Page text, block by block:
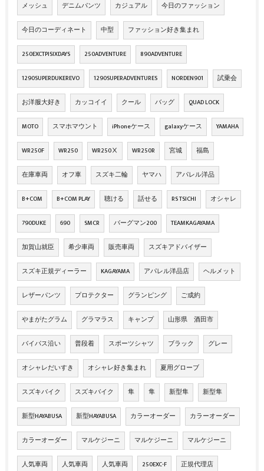
メッシュ デニムパンツ カジュアル 今日のファッション
今日のコーディネート 中型 ファッション好き集まれ
250EXCTPISIXDAYS 250ADVENTURE 890ADVENTURE
1290SUPERDUKEREVO 1290SUPERADVENTURES NORDEN901 試乗会
お洋服大好き カッコイイ クール バッグ QUAD LOCK
MOTO スマホマウント iPhoneケース galaxyケース YAMAHA
WR250F WR250 WR250Ⅹ WR250R 宮城 福島
在庫車両 オフ車 スズキ二輪 ヤマハ アパレル洋品
B+COM B+COM PLAY 聴ける 話せる RS TSICHI オシャレ
790DUKE 690 SMCR バーグマン200 TEAMKAGAYAMA
加賀山就臣 希少車両 販売車両 スズキアドバイザー
スズキ正規ディーラー KAGAYAMA アパレル洋品店 ヘルメット
レザーパンツ プロテクター グランピング ご成約
やまがたグラム グラマラス キャンプ 山形県 酒田市
バイパス沿い 普段着 スポーツシャツ ブラック グレー
オシャレだいすき オシャレ好き集まれ 夏用グローブ
スズキバイク スズキバイク 隼 隼 新型隼 新型隼
新型HAYABUSA 新型HAYABUSA カラーオーダー カラーオーダー
カラーオーダー マルケジーニ マルケジーニ マルケジーニ
人気車両 人気車両 人気車両 250EXC-F 正規代理店